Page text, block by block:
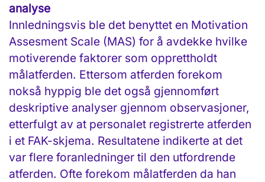
analyse
Innledningsvis ble det benyttet en Motivation
Assesment Scale (MAS) for å avdekke hvilke
motiverende faktorer som opprettholdt
målatferden. Ettersom atferden forekom
nokså hyppig ble det også gjennomført
deskriptive analyser gjennom observasjoner,
etterfulgt av at personalet registrerte atferden
i et FAK-skjema. Resultatene indikerte at det
var flere foranledninger til den utfordrende
atferden. Ofte forekom målatferden da han